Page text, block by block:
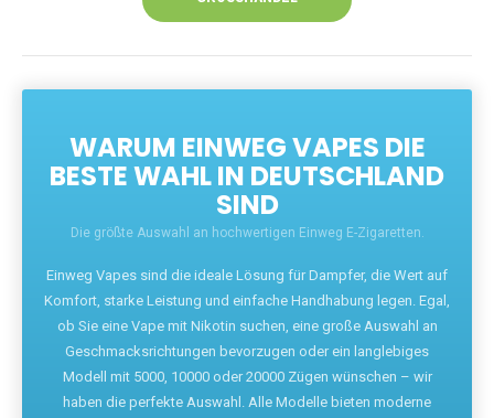
WARUM EINWEG VAPES DIE
BESTE WAHL IN DEUTSCHLAND
SIND
Die größte Auswahl an hochwertigen Einweg E-Zigaretten.
Einweg Vapes sind die ideale Lösung für Dampfer, die Wert auf
Komfort, starke Leistung und einfache Handhabung legen. Egal,
ob Sie eine Vape mit Nikotin suchen, eine große Auswahl an
Geschmacksrichtungen bevorzugen oder ein langlebiges
Modell mit 5000, 10000 oder 20000 Zügen wünschen – wir
haben die perfekte Auswahl. Alle Modelle bieten moderne